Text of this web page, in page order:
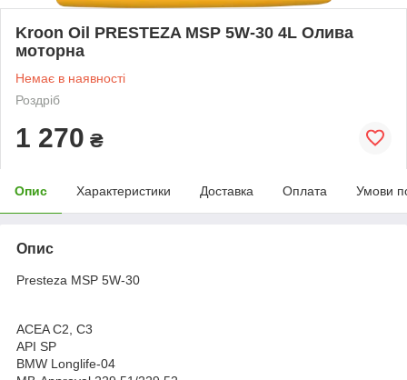
Kroon Oil PRESTEZA MSP 5W-30 4L Олива
моторна
Немає в наявності
Роздріб
1 270 ₴
Опис Характеристики Доставка Оплата Умови
Опис
Presteza MSP 5W-30
ACEA C2, C3
API SP
BMW Longlife-04